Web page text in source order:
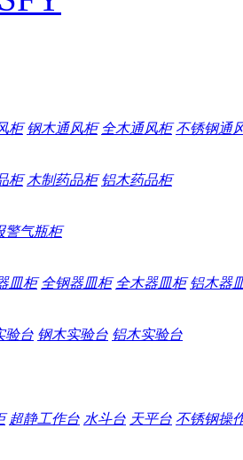
柜 钢木通风柜 全木通风柜 不锈钢通
柜 木制药品柜 铝木药品柜
警气瓶柜
皿柜 全钢器皿柜 全木器皿柜 铝木器
验台 钢木实验台 铝木实验台
超静工作台 水斗台 天平台 不锈钢操